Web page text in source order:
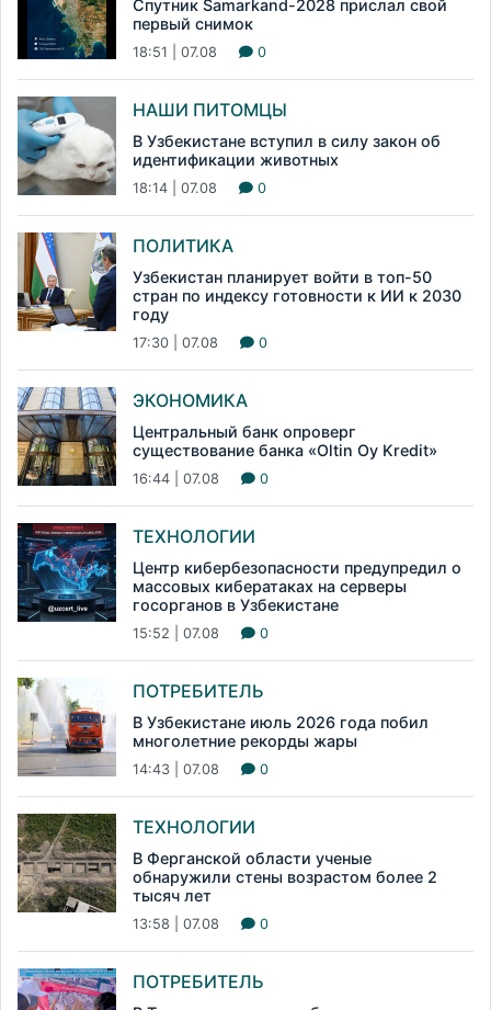
Спутник Samarkand-2028 прислал свой
первый снимок
18:51 | 07.08 0
НАШИ ПИТОМЦЫ
В Узбекистане вступил в силу закон об
идентификации животных
18:14 | 07.08 0
ПОЛИТИКА
Узбекистан планирует войти в топ-50
стран по индексу готовности к ИИ к 2030
году
17:30 | 07.08 0
ЭКОНОМИКА
Центральный банк опроверг
существование банка «Oltin Oy Kredit»
16:44 | 07.08 0
ТЕХНОЛОГИИ
Центр кибербезопасности предупредил о
массовых кибератаках на серверы
госорганов в Узбекистане
15:52 | 07.08 0
ПОТРЕБИТЕЛЬ
В Узбекистане июль 2026 года побил
многолетние рекорды жары
14:43 | 07.08 0
ТЕХНОЛОГИИ
В Ферганской области ученые
обнаружили стены возрастом более 2
тысяч лет
13:58 | 07.08 0
ПОТРЕБИТЕЛЬ